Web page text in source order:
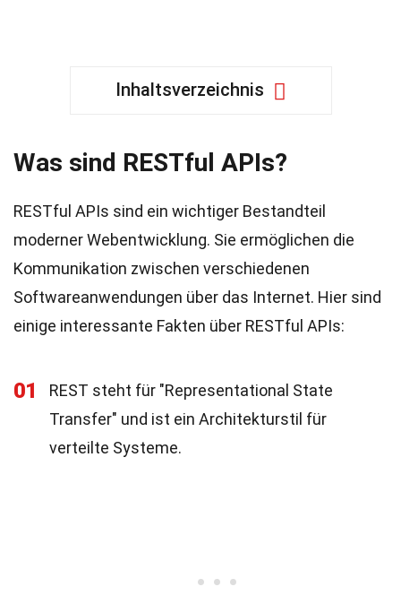
Inhaltsverzeichnis
Was sind RESTful APIs?
RESTful APIs sind ein wichtiger Bestandteil
moderner Webentwicklung. Sie ermöglichen die
Kommunikation zwischen verschiedenen
Softwareanwendungen über das Internet. Hier sind
einige interessante Fakten über RESTful APIs:
01
REST steht für "Representational State
Transfer" und ist ein Architekturstil für
verteilte Systeme.